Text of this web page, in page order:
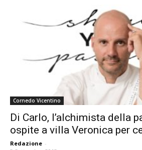
Cornedo Vicentino
Di Carlo, l’alchimista della
ospite a villa Veronica per
Redazione -